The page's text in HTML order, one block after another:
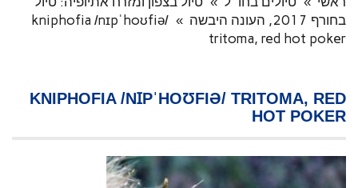
בחורף 2017, העונה היבשה
»
kniphofia /nɪpˈhoʊfiə/
tritoma, red hot poker
KNIPHOFIA /NꞮPˈHOƱFIƏ/ TRITOMA, RED
HOT POKER